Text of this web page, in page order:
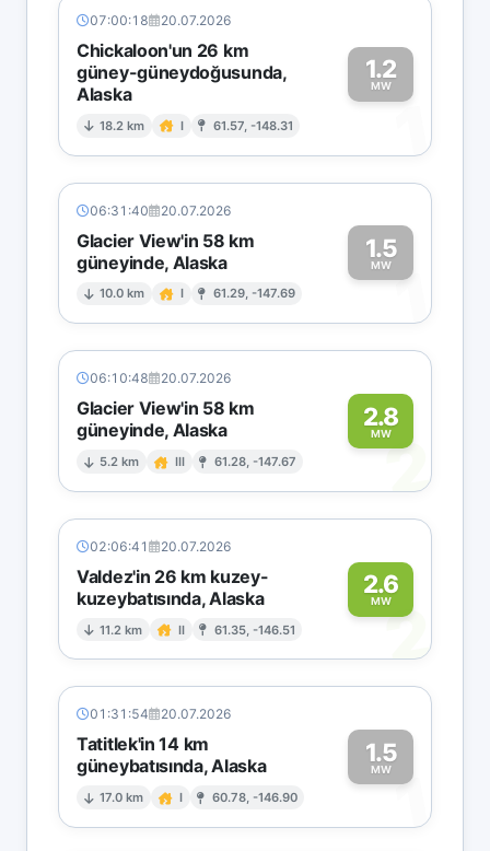
07:00:18 20.07.2026
Chickaloon'un 26 km
güney-güneydoğusunda,
Alaska
18.2 km I 61.57, -148.31
1.2
MW
1
06:31:40 20.07.2026
Glacier View'in 58 km
güneyinde, Alaska
10.0 km I 61.29, -147.69
1.5
MW1
06:10:48 20.07.2026
Glacier View'in 58 km
güneyinde, Alaska
5.2 km III 61.28, -147.67
2.8
MW2
02:06:41 20.07.2026
Valdez'in 26 km kuzey-
kuzeybatısında, Alaska
11.2 km II 61.35, -146.51
2.6
MW2
01:31:54 20.07.2026
Tatitlek'in 14 km
güneybatısında, Alaska
17.0 km I 60.78, -146.90
1.5
MW1